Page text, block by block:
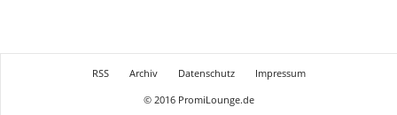
RSS Archiv Datenschutz
Impressum
© 2016 PromiLounge.de